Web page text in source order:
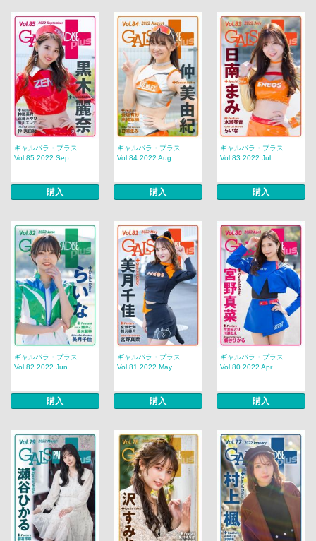
ギャルパラ・プラス
Vol.85 2022 Sep...
購入
ギャルパラ・プラス
Vol.84 2022 Aug...
購入
ギャルパラ・プラス
Vol.83 2022 Jul...
購入
ギャルパラ・プラス
Vol.82 2022 Jun...
購入
ギャルパラ・プラス
Vol.81 2022 May
購入
ギャルパラ・プラス
Vol.80 2022 Apr...
購入